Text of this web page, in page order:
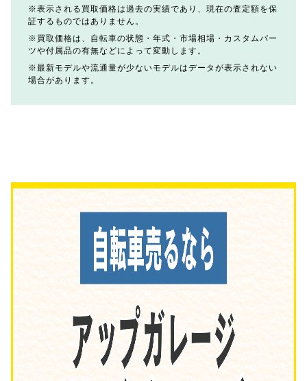
表示される買取価格は過去の実績であり、現在の査定額を保
証するものではありません。
買取価格は、自転車の状態・年式・市場相場・カスタムパー
ツや付属品の有無などによって変動します。
最新モデルや流通量が少ないモデルはデータが表示されない
場合があります。